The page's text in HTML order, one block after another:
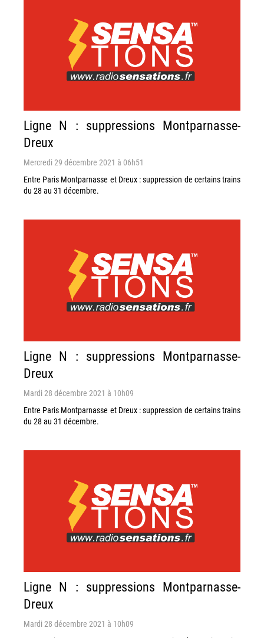
Ligne N : suppressions Montparnasse-
Dreux
Mercredi 29 décembre 2021 à 06h51
Entre Paris Montparnasse et Dreux : suppression de certains trains
du 28 au 31 décembre.
Ligne N : suppressions Montparnasse-
Dreux
Mardi 28 décembre 2021 à 10h09
Entre Paris Montparnasse et Dreux : suppression de certains trains
du 28 au 31 décembre.
Ligne N : suppressions Montparnasse-
Dreux
Mardi 28 décembre 2021 à 10h09